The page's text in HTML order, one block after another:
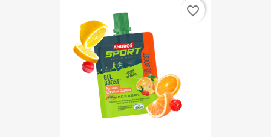
favorite_border